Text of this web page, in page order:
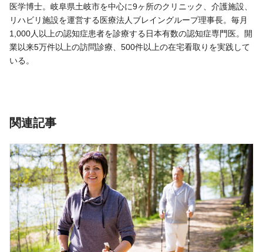
医学博士。岐阜県土岐市を中心に9ヶ所のクリニック、介護施設、
リハビリ施設を運営する医療法人ブレイングループ理事長。毎月
1,000人以上の認知症患者を診療する日本有数の認知症専門医。開
業以来5万件以上の訪問診療、500件以上の在宅看取りを実践して
いる。
関連記事